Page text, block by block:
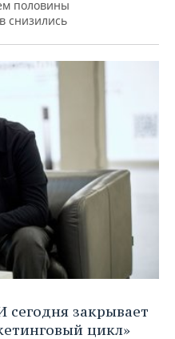
половины
снизились
закрывает
цикл»